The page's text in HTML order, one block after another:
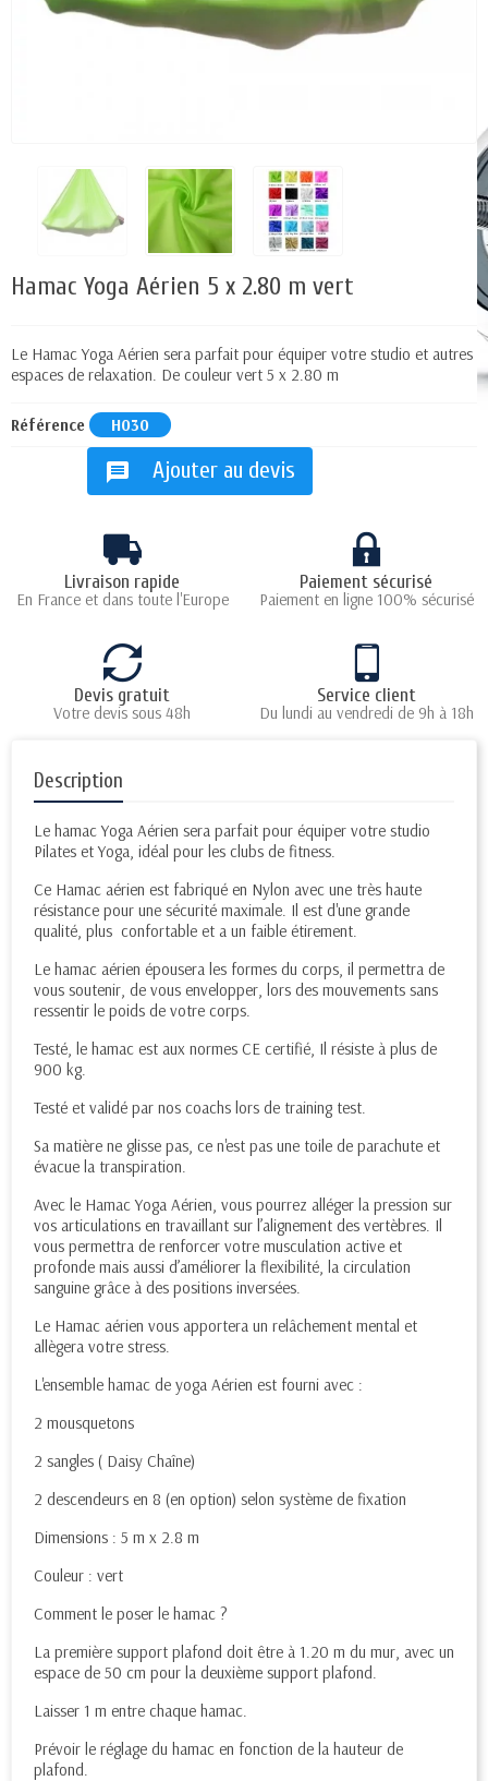
Hamac Yoga Aérien 5 x 2.80 m vert
Le Hamac Yoga Aérien sera parfait pour équiper votre studio et autres
espaces de relaxation. De couleur vert 5 x 2.80 m
Référence H030
message Ajouter au devis
Livraison rapide
En France et dans toute l'Europe
Paiement sécurisé
Paiement en ligne 100% sécurisé
Devis gratuit
Votre devis sous 48h
Service client
Du lundi au vendredi de 9h à 18h
Description
Le hamac Yoga Aérien sera parfait pour équiper votre studio
Pilates et Yoga, idéal pour les clubs de fitness.
Ce Hamac aérien est fabriqué en Nylon avec une très haute
résistance pour une sécurité maximale. Il est d'une grande
qualité, plus confortable et a un faible étirement.
Le hamac aérien épousera les formes du corps, il permettra de
vous soutenir, de vous envelopper, lors des mouvements sans
ressentir le poids de votre corps.
Testé, le hamac est aux normes CE certifié, Il résiste à plus de
900 kg.
Testé et validé par nos coachs lors de training test.
Sa matière ne glisse pas, ce n'est pas une toile de parachute et
évacue la transpiration.
Avec le Hamac Yoga Aérien, vous pourrez alléger la pression sur
vos articulations en travaillant sur l’alignement des vertèbres. Il
vous permettra de renforcer votre musculation active et
profonde mais aussi d’améliorer la flexibilité, la circulation
sanguine grâce à des positions inversées.
Le Hamac aérien vous apportera un relâchement mental et
allègera votre stress.
L'ensemble hamac de yoga Aérien est fourni avec :
2 mousquetons
2 sangles ( Daisy Chaîne)
2 descendeurs en 8 (en option) selon système de fixation
Dimensions : 5 m x 2.8 m
Couleur : vert
Comment le poser le hamac ?
La première support plafond doit être à 1.20 m du mur, avec un
espace de 50 cm pour la deuxième support plafond.
Laisser 1 m entre chaque hamac.
Prévoir le réglage du hamac en fonction de la hauteur de
plafond.